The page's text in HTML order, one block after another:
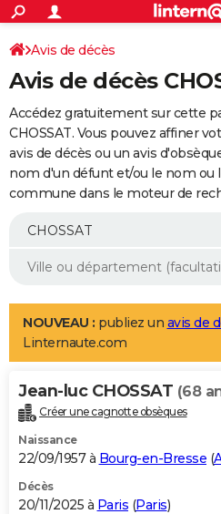
ACTUALITÉS
Politique
Société
Faits Divers
Education
Monde
Villes
+
SPORT
Coupe du monde 2026
Football
Tennis
Cyclisme
Rugby
Forum
Programme TV
TNT
Streaming
Cinéma
Sorties cinéma
Musique
+
FINANCE
Retraite
Epargne
Immobilier
Risques naturels par ville
Banque
Assurance
AUTO
Essais
Réserver un essai
Citadines
Berlines
SUV
Forum auto
+
Mobiles
Meilleur smartphone
Internet
Ordinateurs
Jeux vidéo
Guide high-tech
Aménagement intérieur
LIFESTYLE
Art de vivre
Bien-être
Loisirs
Mode
Modes de vie
Alimentation
Guide de la santé
Maladies
Médicaments
Sommeil
VOYAGE
Destinations
City break
Voyage nature
Voyage de noces
Forum
Climat
+PHOTO
GUIDES D'ACHAT
BONS PLANS
Avis de décès
Avis de décès
Accédez gratuitement sur cette
CHOSSAT. Vous pouvez affiner
avis de décès ou un avis
nom d'un défunt et/ou le nom ou
commune dans le moteur de
NOUVEAU : publiez un avis de
Linternaute.com
Jean-luc CHOSSAT (68
Créer une cagnotte obsèques
Naissance
22/09/1957 à Bourg-en-Bresse (
Décès
20/11/2025 à Paris (Paris)